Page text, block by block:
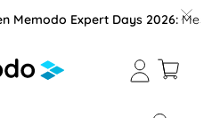
springen
Memodo Expert Days 2026:
Wechselrichter